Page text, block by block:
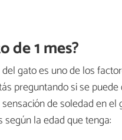
de 1 mes?
gato es uno de los
preguntando si se
de soledad en el
la edad que tenga: